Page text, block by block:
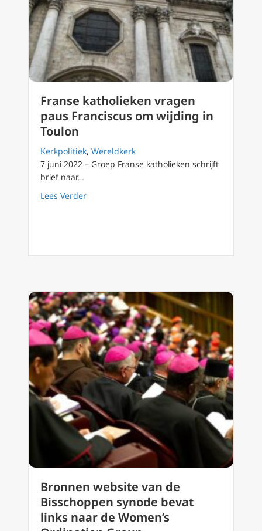
Franse katholieken vragen
paus Franciscus om wijding in
Toulon
Kerkpolitiek, Wereldkerk
7 juni 2022 – Groep Franse katholieken schrijft
brief naar…
Lees Verderabout Franse katholieken vragen paus
Bronnen website van de
Bisschoppen synode bevat
links naar de Women’s